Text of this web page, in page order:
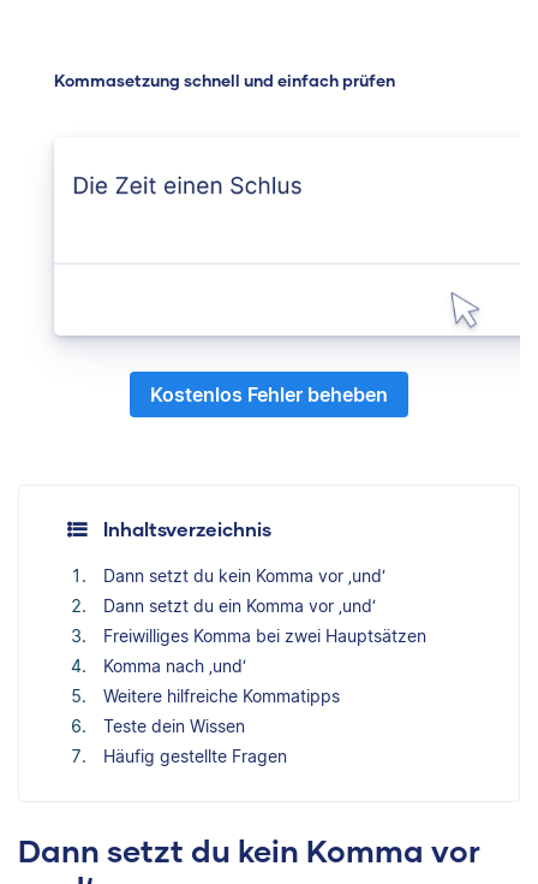
Kommasetzung schnell und einfach prüfen
Kostenlos Fehler beheben
Inhaltsverzeichnis
Dann setzt du kein Komma vor ‚und‘
Dann setzt du ein Komma vor ‚und‘
Freiwilliges Komma bei zwei Hauptsätzen
Komma nach ‚und‘
Weitere hilfreiche Kommatipps
Teste dein Wissen
Häufig gestellte Fragen
Dann setzt du kein Komma vor